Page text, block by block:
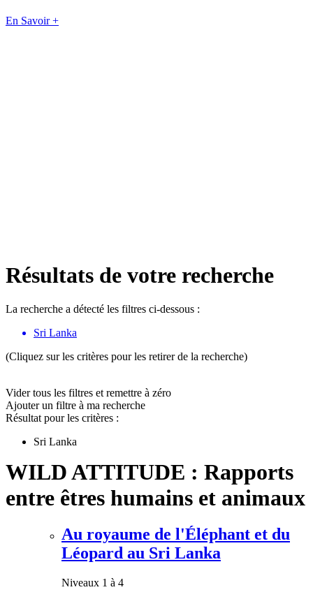
En Savoir +
Résultats de votre recherche
La recherche a détecté les filtres ci-dessous :
Sri Lanka
(Cliquez sur les critères pour les retirer de la recherche)
Vider tous les filtres et remettre à zéro
Ajouter un filtre à ma recherche
Résultat pour les critères :
Sri Lanka
WILD ATTITUDE : Rapports
entre êtres humains et animaux
Au royaume de l'Éléphant et du
Léopard au Sri Lanka
Niveaux 1 à 4